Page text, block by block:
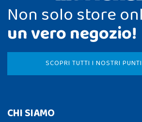
Non solo store
un vero negozio!
SCOPRI TUTTI I NOSTRI
CHI SIAMO